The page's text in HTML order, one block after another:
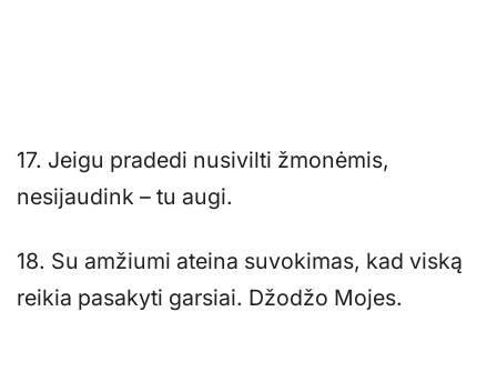
17. Jeigu pradedi nusivilti žmonėmis,
nesijaudink – tu augi.
18. Su amžiumi ateina suvokimas, kad viską
reikia pasakyti garsiai. Džodžo Mojes.